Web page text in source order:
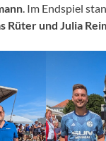
. Im Endspiel
Rüter und Julia